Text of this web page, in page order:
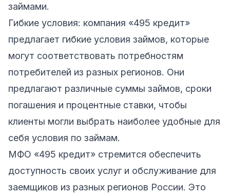
займами.
Гибкие условия: компания «495 кредит»
предлагает гибкие условия займов, которые
могут соответствовать потребностям
потребителей из разных регионов. Они
предлагают различные суммы займов, сроки
погашения и процентные ставки, чтобы
клиенты могли выбрать наиболее удобные для
себя условия по займам.
МФО «495 кредит» стремится обеспечить
доступность своих услуг и обслуживание для
заемщиков из разных регионов России. Это